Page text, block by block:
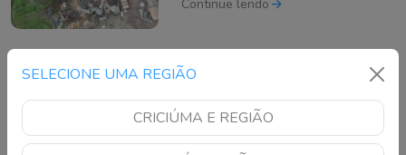
SELECIONE UMA REGIÃO
CRICIÚMA E REGIÃO
Continue lendo
Motociclista morre após
101 em São José
Continue lendo